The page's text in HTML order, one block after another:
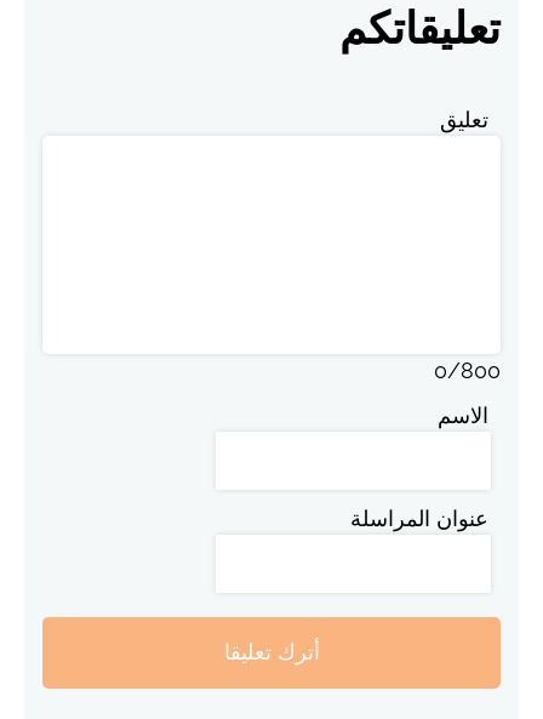
تعليقاتكم
تعليق
0/800
الاسم
عنوان المراسلة
أترك تعليقا